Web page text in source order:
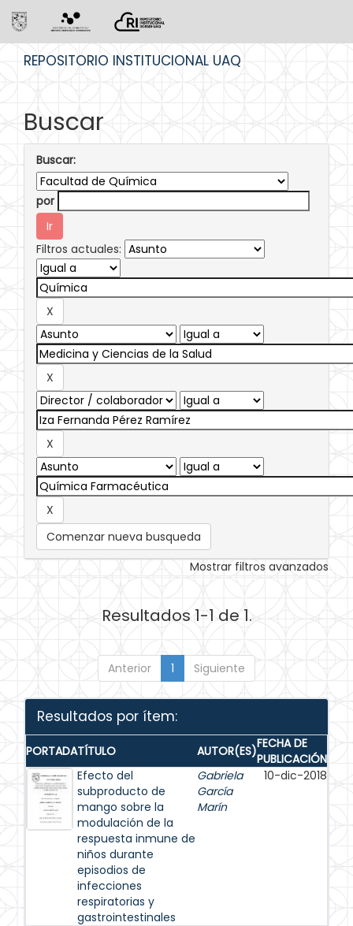
REPOSITORIO INSTITUCIONAL UAQ
Buscar
Buscar:
por
Filtros actuales:
Comenzar nueva busqueda
Mostrar filtros avanzados
Resultados 1-1 de 1.
Anterior 1 Siguiente
Resultados por ítem:
PORTADATÍTULO AUTOR(ES)FECHA DE
PUBLICACIÓN
Efecto del
subproducto de
mango sobre la
modulación de la
respuesta inmune de
niños durante
episodios de
infecciones
respiratorias y
gastrointestinales
Gabriela
García
Marín
10-dic-2018